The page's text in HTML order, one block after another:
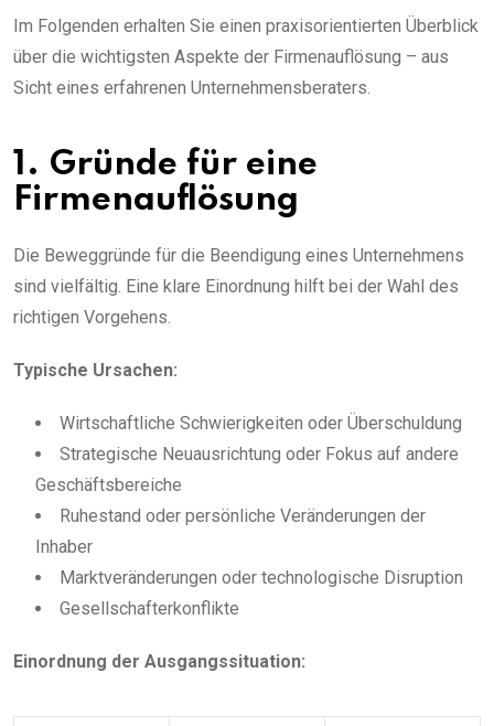
Im Folgenden erhalten Sie einen praxisorientierten Überblick
über die wichtigsten Aspekte der Firmenauflösung – aus
Sicht eines erfahrenen Unternehmensberaters.
1. Gründe für eine
Firmenauflösung
Die Beweggründe für die Beendigung eines Unternehmens
sind vielfältig. Eine klare Einordnung hilft bei der Wahl des
richtigen Vorgehens.
Typische Ursachen:
Wirtschaftliche Schwierigkeiten oder Überschuldung
Strategische Neuausrichtung oder Fokus auf andere
Geschäftsbereiche
Ruhestand oder persönliche Veränderungen der
Inhaber
Marktveränderungen oder technologische Disruption
Gesellschafterkonflikte
Einordnung der Ausgangssituation: